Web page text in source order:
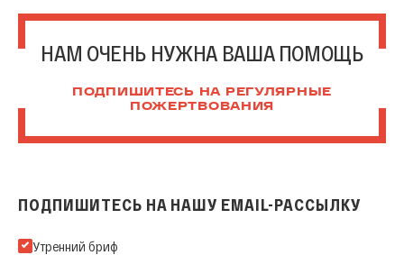
НАМ ОЧЕНЬ НУЖНА ВАША ПОМОЩЬ
ПОДПИШИТЕСЬ НА РЕГУЛЯРНЫЕ
ПОЖЕРТВОВАНИЯ
ПОДПИШИТЕСЬ НА НАШУ EMAIL-РАССЫЛКУ
Подпишитесь на нашу Email-рассылку
Утренний бриф